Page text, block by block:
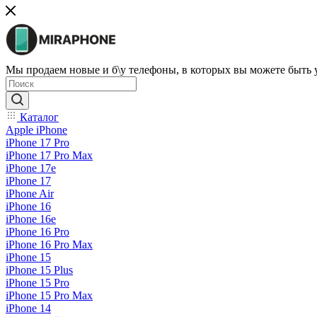
Мы продаем новые и б\у телефоны, в которых вы можете быть
Каталог
Apple iPhone
iPhone 17 Pro
iPhone 17 Pro Max
iPhone 17e
iPhone 17
iPhone Air
iPhone 16
iPhone 16e
iPhone 16 Pro
iPhone 16 Pro Max
iPhone 15
iPhone 15 Plus
iPhone 15 Pro
iPhone 15 Pro Max
iPhone 14